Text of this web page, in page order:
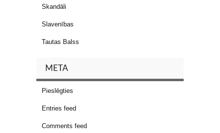
Skandāli
Slavenības
Tautas Balss
META
Pieslēgties
Entries feed
Comments feed